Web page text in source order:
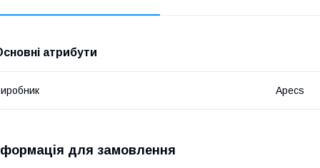
атрибути
Apecs
для замовлення